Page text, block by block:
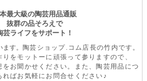
最大級の陶芸用品通販
抜群の品そろえで
芸ライフをサポート！
す。 陶芸ショップ.コム店長の竹内です。
をモットーに頑張って参りますので、
お聞かせください。また、陶芸用品につ
ればお気軽にお問合せください♪